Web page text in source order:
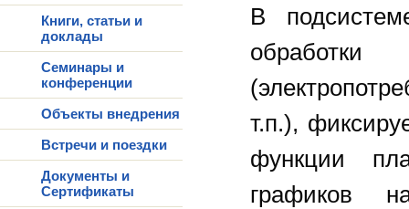
Книги, статьи и
доклады
Семинары и
конференции
Объекты внедрения
Встречи и поездки
Документы и
Сертификаты
В
т.п.),
функции
графиков